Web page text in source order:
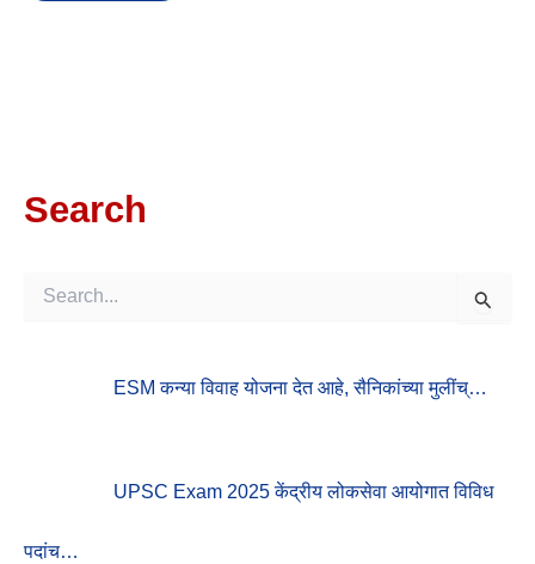
Search
ESM कन्या विवाह योजना देत आहे, सैनिकांच्या मुलींच्…
UPSC Exam 2025 केंद्रीय लोकसेवा आयोगात विविध
पदांच…